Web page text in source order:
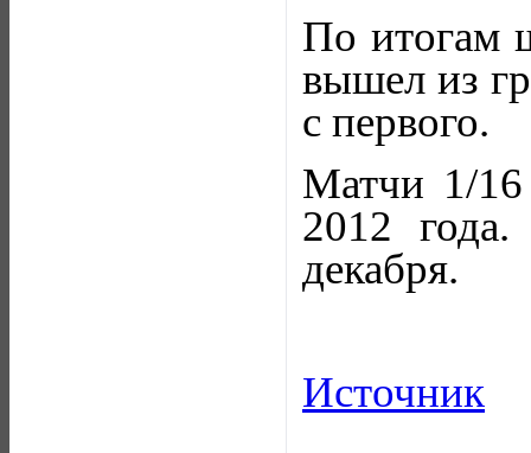
По итогам
вышел из
с первого.
Матчи 1/16
2012
декабря.
Источник